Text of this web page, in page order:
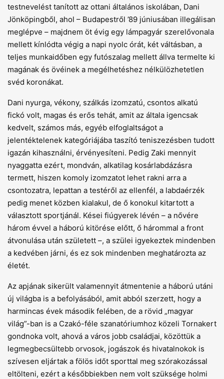
testnevelést tanított az ottani általános iskolában, Dani
Jönköpingből, ahol – Budapestről ’89 júniusában illegálisan
meglépve – majdnem öt évig egy lámpagyár szerelővonala
mellett kínlódta végig a napi nyolc órát, két váltásban, a
teljes munkaidőben egy futószalag mellett állva termelte ki
magának és övéinek a megélhetéshez nélkülözhetetlen
svéd koronákat.
Dani nyurga, vékony, szálkás izomzatú, csontos alkatú
fickó volt, magas és erős tehát, amit az általa igencsak
kedvelt, számos más, egyéb elfoglaltságot a
jelentéktelenek kategóriájába taszító teniszezésben tudott
igazán kihasználni, érvényesíteni. Pedig Zaki mennyit
nyaggatta ezért, mondván, alkatilag kosárlabdázásra
termett, hiszen komoly izomzatot lehet rakni arra a
csontozatra, lepattan a testéről az ellenfél, a labdaérzék
pedig menet közben kialakul, de ő konokul kitartott a
választott sportjánál. Kései fiúgyerek lévén – a nővére
három évvel a háború kitörése előtt, ő hárommal a front
átvonulása után született –, a szülei igyekeztek mindenben
a kedvében járni, és ez sok mindenben meghatározta az
életét.
Az apjának sikerült valamennyit átmentenie a háború utáni
új világba is a befolyásából, amit abból szerzett, hogy a
harmincas évek második felében, de a rövid „magyar
világ”-ban is a Czakó-féle szanatóriumhoz közeli Tornakert
gondnoka volt, ahová a város jobb családjai, közöttük a
legmegbecsültebb orvosok, jogászok és hivatalnokok is
szívesen eljártak a fölös időt sporttal meg szórakozással
eltölteni, ezért a későbbiekben nem volt szüksége holmi